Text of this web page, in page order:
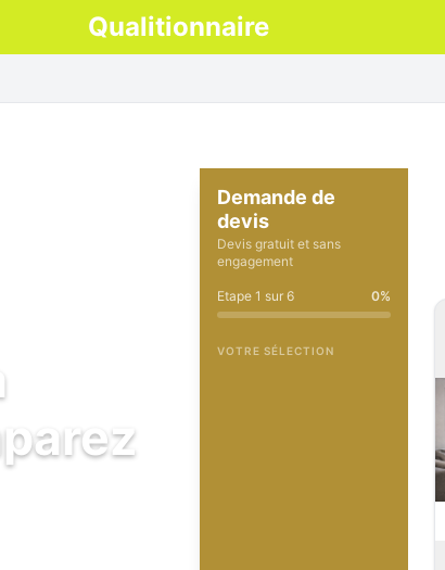
Qualitionnaire
Demande de
devis
Devis gratuit et sans
engagement
Etape 1 sur 6 0%
VOTRE SÉLECTION